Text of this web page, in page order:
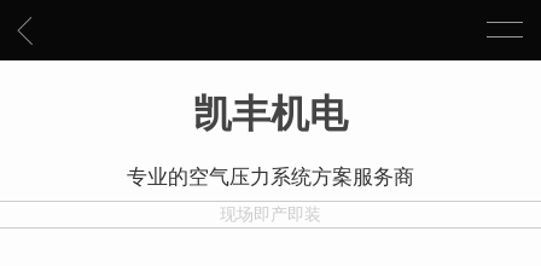
凯丰机电
专业的空气压力系统方案服务商
现场即产即装